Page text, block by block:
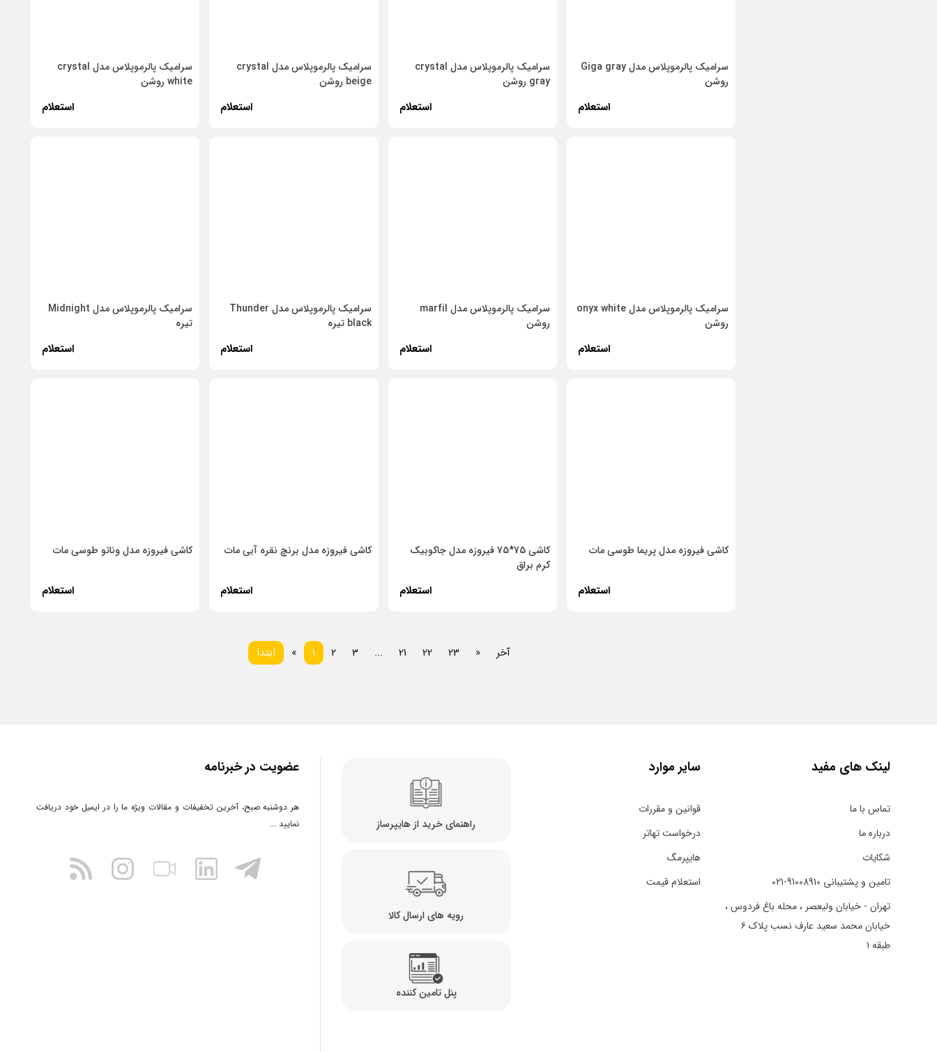
سرامیک پالرموپلاس مدل Giga gray
روشن
استعلام
سرامیک پالرموپلاس مدل crystal
gray روشن
استعلام
سرامیک پالرموپلاس مدل crystal
beige روشن
استعلام
سرامیک پالرموپلاس مدل crystal
white روشن
استعلام
سرامیک پالرموپلاس مدل onyx white
روشن
استعلام
سرامیک پالرموپلاس مدل marfil
روشن
استعلام
سرامیک پالرموپلاس مدل Thunder
black تیره
استعلام
سرامیک پالرموپلاس مدل Midnight
تیره
استعلام
کاشی فیروزه مدل پریما طوسی مات
استعلام
کاشی 75*75 فیروزه مدل جاکوبیک
کرم براق
استعلام
کاشی فیروزه مدل برنچ نقره آبی مات
استعلام
کاشی فیروزه مدل وناتو طوسی مات
استعلام
ابتدا «قبلی1 2 3 ... 21 22 23 »بعدیآخر
لینک های مفید
تماس با ما
درباره ما
شکایات
تامین و پشتیبانی 91008910-021
تهران - خیابان ولیعصر ، محله باغ فردوس ،
خیابان محمد سعید عارف نسب پلاک ۶
طبقه ۱
سایر موارد
قوانین و مقررات
درخواست تهاتر
هایپرمگ
استعلام قیمت
راهنمای خرید از هایپرساز
رویه های ارسال کالا
پنل تامین کننده
عضویت در خبرنامه
هر دوشنبه صبح، آخرین تخفیفات و مقالات ویژه ما را در ایمیل خود دریافت
نمایید ...